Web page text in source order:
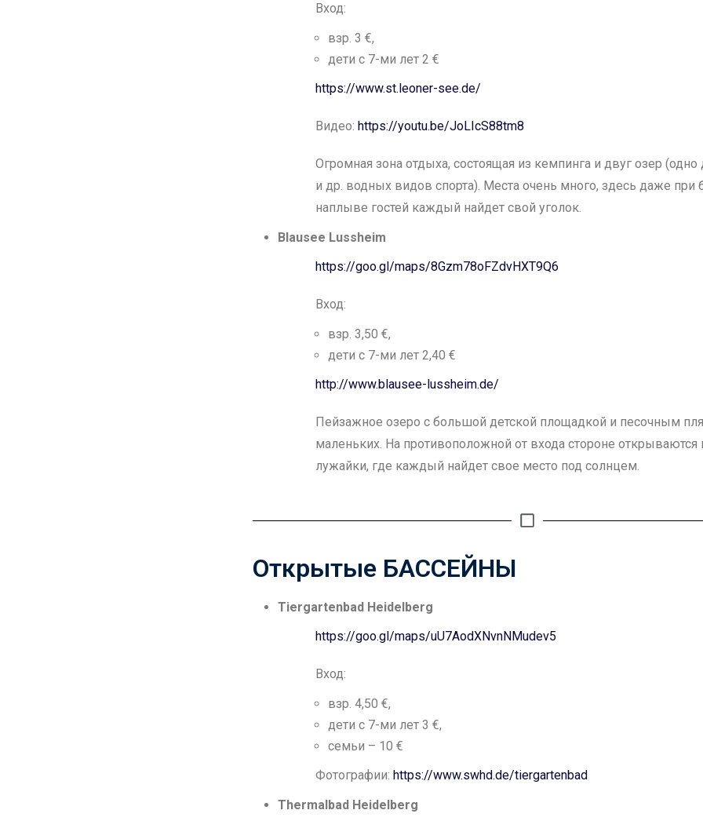
Вход:
взр. 3 €,
дети с 7-ми лет 2 €
https://www.st.leoner-see.de/
Видео: https://youtu.be/JoLIcS88tm8
Огромная зона отдыха, состоящая из кемпинга и двуг озер (одно
и др. водных видов спорта). Места очень много, здесь даже
наплыве гостей каждый найдет свой уголок.
Blausee Lussheim
https://goo.gl/maps/8Gzm78oFZdvHXT9Q6
Вход:
взр. 3,50 €,
дети с 7-ми лет 2,40 €
http://www.blausee-lussheim.de/
Пейзажное озеро с большой детской площадкой и песочным
маленьких. На противоположной от входа стороне открываются
лужайки, где каждый найдет свое место под солнцем.
Открытые БАССЕЙНЫ
Tiergartenbad Heidelberg
https://goo.gl/maps/uU7AodXNvnNMudev5
Вход:
взр. 4,50 €,
дети с 7-ми лет 3 €,
семьи – 10 €
Фотографии: https://www.swhd.de/tiergartenbad
Thermalbad Heidelberg